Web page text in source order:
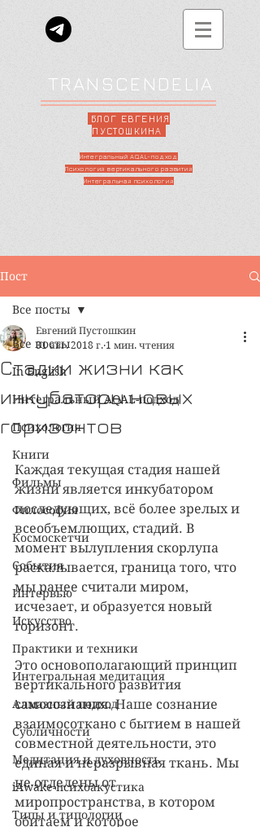
TRANSCENDELIA
БЛОГ ЕВГЕНИЯ
ПУСТОШКИНА
Интегральный AQAL-подход
Психология вертикального развития
Интегральная психология
Пост
Все посты
In English
Интегральный AQAL-подход
Психология
Книги
Фильмы
Философия
Космоскетчи
События
Интервью
Искусство
Практики и техники
Интегральная медитация
Алмазный подход
Субличности
Медитация и духовность
iAwake-психоакустика
Типы и типологии
Все посты
Стадии жизни как
инкубаторы новых
горизонтов
Евгений Пустошкин
31 авг. 2018 г. 1 мин. чтения
Каждая текущая стадия нашей
жизни является инкубатором
последующих, всё более зрелых и
всеобъемлющих, стадий. В
момент вылупления скорлупа
раскалывается, граница того, что
мы ранее считали миром,
исчезает, и образуется новый
горизонт.
Это основополагающий принцип
вертикального развития
самосознания. Наше сознание
взаимосоткано с бытием в нашей
совместной деятельности, это
единая и неразрывная ткань. Мы
не отделены от
миропространства, в котором
обитаем и которое